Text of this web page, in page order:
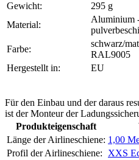
Gewicht:
295 g
Material:
Aluminium
Farbe:
schwarz/
RAL9005
Hergestellt in:
EU
Für den Einbau und der daraus
ist der Monteur der
Produkteigenschaft
Länge der Airlineschiene: 1,00
Profil der Airlineschiene:
XXS